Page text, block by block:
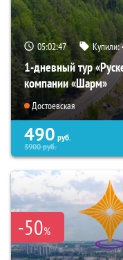
05:02:46 Купили:
1-дневный тур
компании «Шарм»
Достоевская
490 руб.
3900руб.
-50%